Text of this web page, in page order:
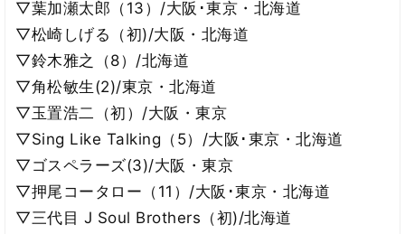
▽葉加瀬太郎（13）/大阪･東京・北海道
▽松崎しげる（初)/大阪・北海道
▽鈴木雅之（8）/北海道
▽角松敏生(2)/東京・北海道
▽玉置浩二（初）/大阪・東京
▽Sing Like Talking（5）/大阪･東京・北海道
▽ゴスペラーズ(3)/大阪・東京
▽押尾コータロー（11）/大阪･東京・北海道
▽三代目 J Soul Brothers（初)/北海道